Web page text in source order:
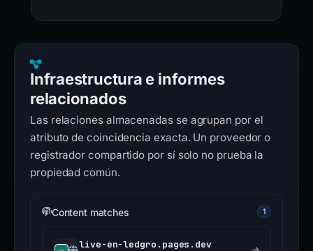
Infraestructura e informes
relacionados
Las relaciones almacenadas se agrupan por el
atributo de coincidencia exacta. Un proveedor o
registrador compartido por sí solo no prueba la
propiedad común.
Content matches 1
live-en-ledgro.pages.dev